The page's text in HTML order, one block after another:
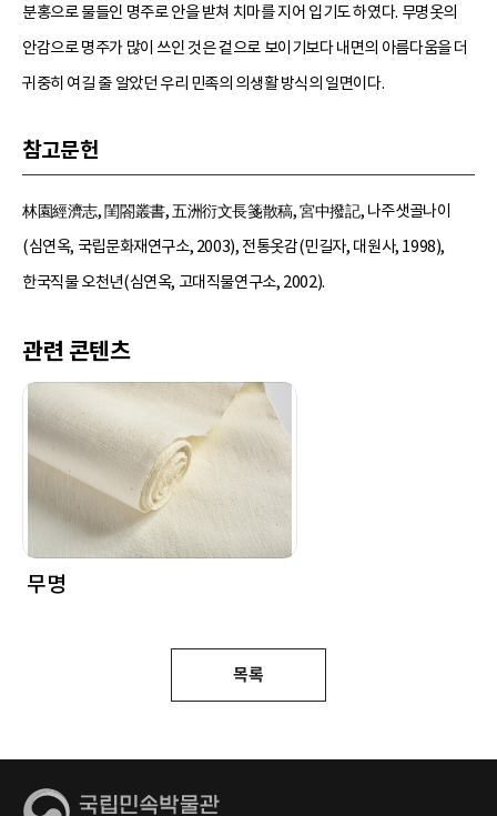
분홍으로 물들인 명주로 안을 받쳐 치마를 지어 입기도 하였다. 무명옷의
안감으로 명주가 많이 쓰인 것은 겉으로 보이기보다 내면의 아름다움을 더
귀중히 여길 줄 알았던 우리 민족의 의생활 방식의 일면이다.
참고문헌
林園經濟志, 閨閤叢書, 五洲衍文長箋散稿, 宮中撥記, 나주샛골나이
(심연옥, 국립문화재연구소, 2003), 전통옷감(민길자, 대원사, 1998),
한국직물 오천년(심연옥, 고대직물연구소, 2002).
관련 콘텐츠
무명
목록